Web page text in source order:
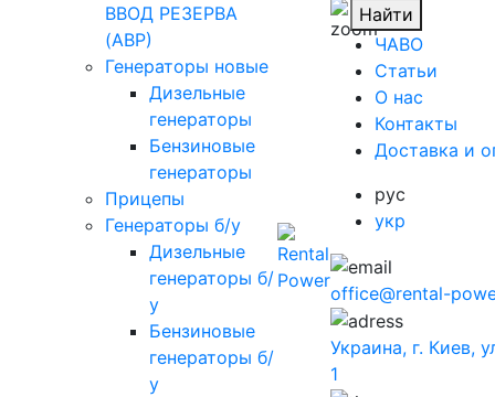
ВВОД РЕЗЕРВА
(АВР)
Генераторы новые
Дизельные
генераторы
Бензиновые
генераторы
Прицепы
Генераторы б/у
Дизельные
генераторы б/
у
Бензиновые
генераторы б/
у
Найти
ЧАВО
Cтатьи
O нас
Контакты
Доставка и
рус
укр
office@rental-
Украина, г. Киев,
1